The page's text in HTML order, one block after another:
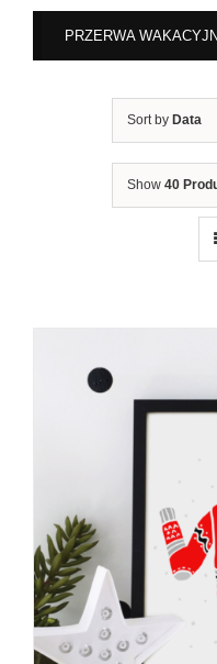
PRZERWA
Sort by Data
Show 40